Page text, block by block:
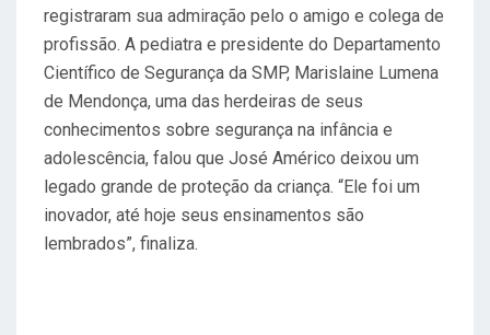
registraram sua admiração pelo o amigo e colega de
profissão. A pediatra e presidente do Departamento
Científico de Segurança da SMP, Marislaine Lumena
de Mendonça, uma das herdeiras de seus
conhecimentos sobre segurança na infância e
adolescência, falou que José Américo deixou um
legado grande de proteção da criança. “Ele foi um
inovador, até hoje seus ensinamentos são
lembrados”, finaliza.